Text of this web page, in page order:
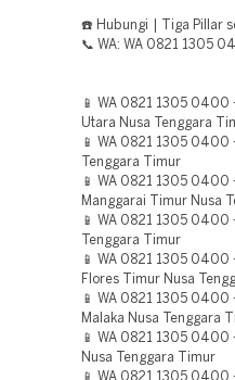
☎️ Hubungi | Tiga Pillar
📞 WA: WA 0821 1305
📱 WA 0821 1305 0400
Utara Nusa Tenggara
📱 WA 0821 1305 0400
Tenggara Timur
📱 WA 0821 1305 0400
Manggarai Timur Nusa
📱 WA 0821 1305 0400
Tenggara Timur
📱 WA 0821 1305 0400
Flores Timur Nusa
📱 WA 0821 1305 0400
Malaka Nusa Tenggara
📱 WA 0821 1305 0400
Nusa Tenggara Timur
📱 WA 0821 1305 0400